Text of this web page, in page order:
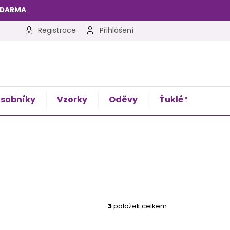
Registrace Přihlášení
Vzorky Oděvy Ťuklé %
3položek celkem